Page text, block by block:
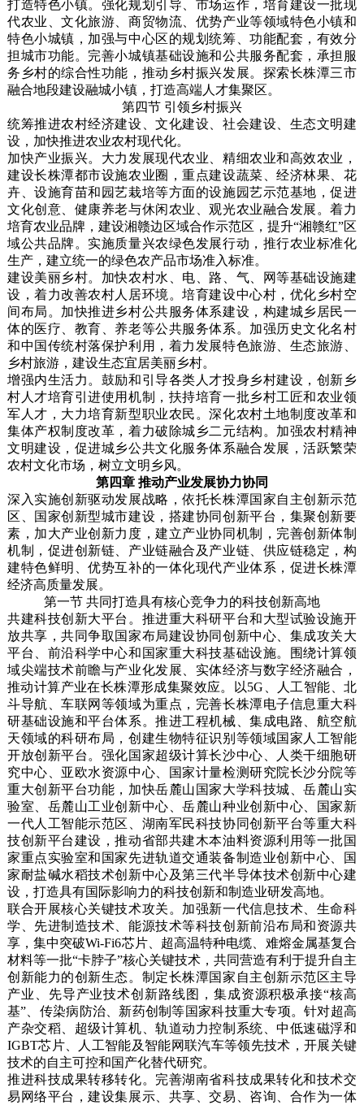
打造特色小镇。强化规划引导、市场运作，培育建设一批现
代农业、文化旅游、商贸物流、优势产业等领域特色小镇和
特色小城镇，加强与中心区的规划统筹、功能配套，有效分
担城市功能。完善小城镇基础设施和公共服务配套，承担服
务乡村的综合性功能，推动乡村振兴发展。探索长株潭三市
融合地段建设融城小镇，打造高端人才集聚区。
第四节 引领乡村振兴
统筹推进农村经济建设、文化建设、社会建设、生态文明建
设，加快推进农业农村现代化。
加快产业振兴。大力发展现代农业、精细农业和高效农业，
建设长株潭都市设施农业圈，重点建设蔬菜、经济林果、花
卉、设施育苗和园艺栽培等方面的设施园艺示范基地，促进
文化创意、健康养老与休闲农业、观光农业融合发展。着力
培育农业品牌，建设湘赣边区域合作示范区，提升“湘赣红”区
域公共品牌。实施质量兴农绿色发展行动，推行农业标准化
生产，建立统一的绿色农产品市场准入标准。
建设美丽乡村。加快农村水、电、路、气、网等基础设施建
设，着力改善农村人居环境。培育建设中心村，优化乡村空
间布局。加快推进乡村公共服务体系建设，构建城乡居民一
体的医疗、教育、养老等公共服务体系。加强历史文化名村
和中国传统村落保护利用，着力发展特色旅游、生态旅游、
乡村旅游，建设生态宜居美丽乡村。
增强内生活力。鼓励和引导各类人才投身乡村建设，创新乡
村人才培育引进使用机制，扶持培育一批乡村工匠和农业领
军人才，大力培育新型职业农民。深化农村土地制度改革和
集体产权制度改革，着力破除城乡二元结构。加强农村精神
文明建设，促进城乡公共文化服务体系融合发展，活跃繁荣
农村文化市场，树立文明乡风。
第四章 推动产业发展协力协同
深入实施创新驱动发展战略，依托长株潭国家自主创新示范
区、国家创新型城市建设，搭建协同创新平台，集聚创新要
素，加大产业创新力度，建立产业协同机制，完善创新体制
机制，促进创新链、产业链融合及产业链、供应链稳定，构
建特色鲜明、优势互补的一体化现代产业体系，促进长株潭
经济高质量发展。
第一节 共同打造具有核心竞争力的科技创新高地
共建科技创新大平台。推进重大科研平台和大型试验设施开
放共享，共同争取国家布局建设协同创新中心、集成攻关大
平台、前沿科学中心和国家重大科技基础设施。围绕计算领
域尖端技术前瞻与产业化发展、实体经济与数字经济融合，
推动计算产业在长株潭形成集聚效应。以5G、人工智能、北
斗导航、车联网等领域为重点，完善长株潭电子信息重大科
研基础设施和平台体系。推进工程机械、集成电路、航空航
天领域的科研布局，创建生物特征识别等领域国家人工智能
开放创新平台。强化国家超级计算长沙中心、人类干细胞研
究中心、亚欧水资源中心、国家计量检测研究院长沙分院等
重大创新平台功能，加快岳麓山国家大学科技城、岳麓山实
验室、岳麓山工业创新中心、岳麓山种业创新中心、国家新
一代人工智能示范区、湖南军民科技协同创新平台等重大科
技创新平台建设，推动省部共建木本油料资源利用等一批国
家重点实验室和国家先进轨道交通装备制造业创新中心、国
家耐盐碱水稻技术创新中心及第三代半导体技术创新中心建
设，打造具有国际影响力的科技创新和制造业研发高地。
联合开展核心关键技术攻关。加强新一代信息技术、生命科
学、先进制造技术、能源技术等科技创新前沿布局和资源共
享，集中突破Wi-Fi6芯片、超高温特种电缆、难熔金属基复合
材料等一批“卡脖子”核心关键技术，共同营造有利于提升自主
创新能力的创新生态。制定长株潭国家自主创新示范区主导
产业、先导产业技术创新路线图，集成资源积极承接“核高
基”、传染病防治、新药创制等国家科技重大专项。针对超高
产杂交稻、超级计算机、轨道动力控制系统、中低速磁浮和
IGBT芯片、人工智能及智能网联汽车等领先技术，开展关键
技术的自主可控和国产化替代研究。
推进科技成果转移转化。完善湖南省科技成果转化和技术交
易网络平台，建设集展示、共享、交易、咨询、合作为一体